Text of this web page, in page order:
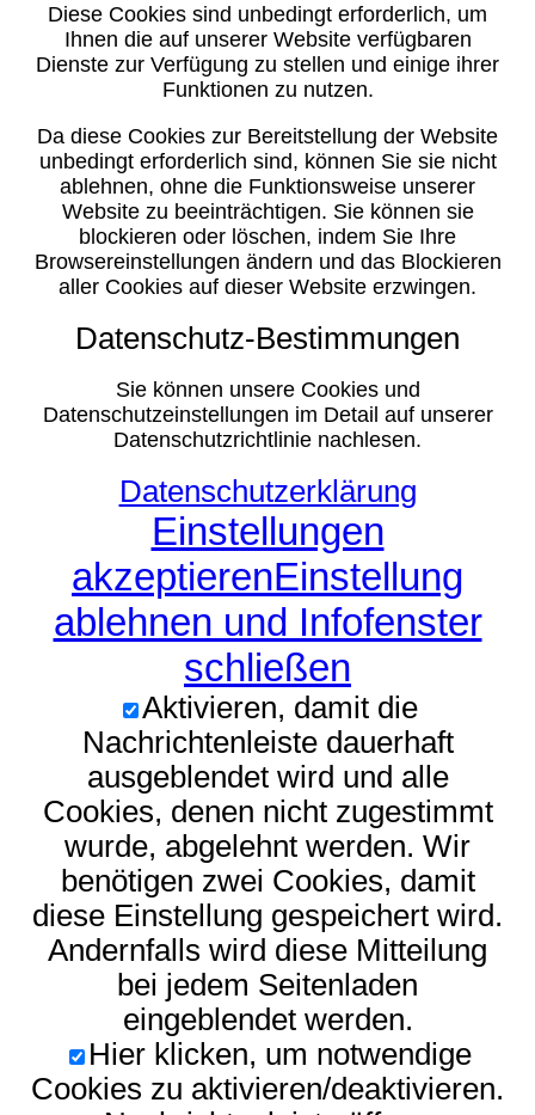
Diese Cookies sind unbedingt erforderlich, um
Ihnen die auf unserer Website verfügbaren
Dienste zur Verfügung zu stellen und einige ihrer
Funktionen zu nutzen.
Da diese Cookies zur Bereitstellung der Website
unbedingt erforderlich sind, können Sie sie nicht
ablehnen, ohne die Funktionsweise unserer
Website zu beeinträchtigen. Sie können sie
blockieren oder löschen, indem Sie Ihre
Browsereinstellungen ändern und das Blockieren
aller Cookies auf dieser Website erzwingen.
Datenschutz-Bestimmungen
Sie können unsere Cookies und
Datenschutzeinstellungen im Detail auf unserer
Datenschutzrichtlinie nachlesen.
Datenschutzerklärung
Einstellungen
akzeptierenEinstellung
ablehnen und Infofenster
schließen
Aktivieren, damit die
Nachrichtenleiste dauerhaft
ausgeblendet wird und alle
Cookies, denen nicht zugestimmt
wurde, abgelehnt werden. Wir
benötigen zwei Cookies, damit
diese Einstellung gespeichert wird.
Andernfalls wird diese Mitteilung
bei jedem Seitenladen
eingeblendet werden.
Hier klicken, um notwendige
Cookies zu aktivieren/deaktivieren.